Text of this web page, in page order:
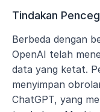
Tindakan
Berbeda dengan
OpenAI telah
data yang ketat.
menyimpan
ChatGPT, yang